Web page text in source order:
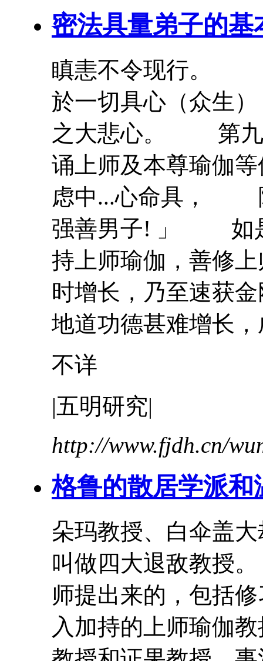
密法具量弟子的基
瞋恚不令现行。
於一切具心（众生
之大悲心。 第
诵 上 师及本尊瑜伽
虑中...心命具，
强善男子! 」 如是
持 上 师瑜伽 ，善修 上
时增长，乃至速获
地道功德甚难增长，
不详
|五明研究|
http://www.fjdh.cn/
格鲁的散居学派和
朵玛教授、白伞盖
叫做四大退敌教授
师提出来的，包括
入加持的 上 师瑜伽教